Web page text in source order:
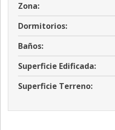
';
Zona:
Dormitorios:
Baños:
Superficie Edificada:
Superficie Terreno: